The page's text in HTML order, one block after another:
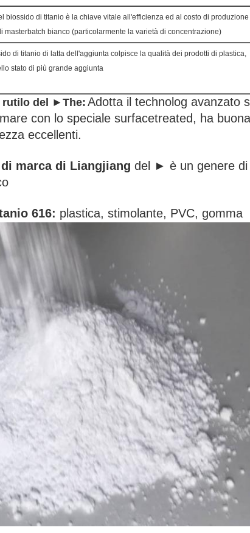
biossido di titanio è la chiave vitale all'efficienza ed al costo di produzione
masterbatch bianco (particolarmente la varietà di concentrazione)
di titanio di latta dell'aggiunta colpisce la qualità dei prodotti di plastica,
stato di più grande aggiunta
del ►The: Adotta il technolog avanzato
con lo speciale surfacetreated, ha
eccellenti.
di marca di Liangjiang del ► è un genere di
616: plastica, stimolante, PVC, gomma